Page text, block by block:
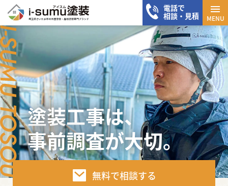
電話で
相談・見積
メ
MENU
塗装工事は、
事前調査が大切。
無料で相談する